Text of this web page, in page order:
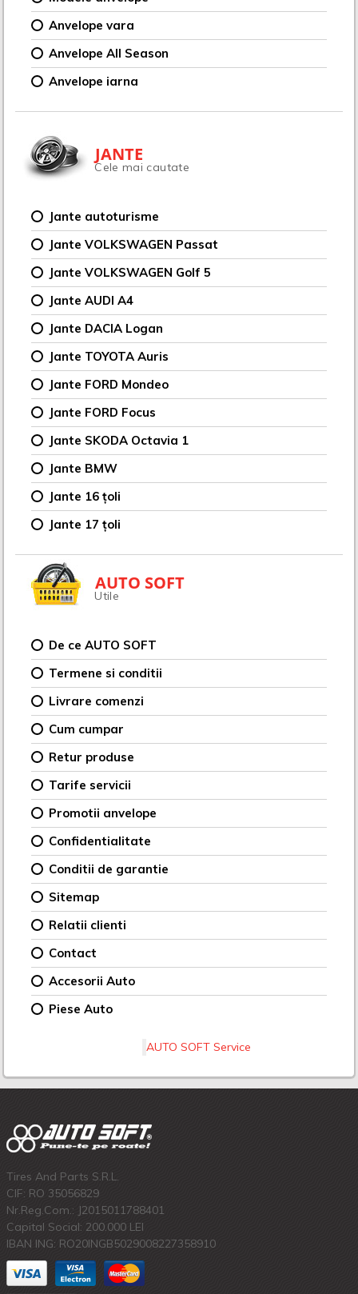
Anvelope vara
Anvelope All Season
Anvelope iarna
JANTE
Cele mai cautate
Jante autoturisme
Jante VOLKSWAGEN Passat
Jante VOLKSWAGEN Golf 5
Jante AUDI A4
Jante DACIA Logan
Jante TOYOTA Auris
Jante FORD Mondeo
Jante FORD Focus
Jante SKODA Octavia 1
Jante BMW
Jante 16 țoli
Jante 17 țoli
AUTO SOFT
Utile
De ce AUTO SOFT
Termene si conditii
Livrare comenzi
Cum cumpar
Retur produse
Tarife servicii
Promotii anvelope
Confidentialitate
Conditii de garantie
Sitemap
Relatii clienti
Contact
Accesorii Auto
Piese Auto
AUTO SOFT Service
Tires And Parts S.R.L.
CIF: RO 35056829
Nr.Reg.Com.: J2015011788401
Capital Social: 200.000 LEI
IBAN ING: RO20INGB5029008227358910